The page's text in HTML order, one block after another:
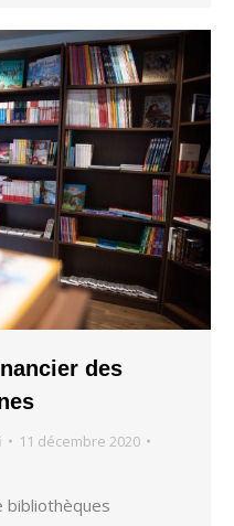
des
11 décembre 2020
bibliothèques